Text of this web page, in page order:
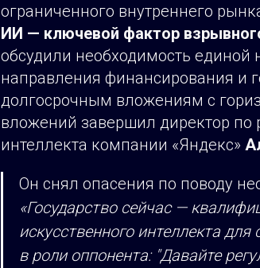
ограниченного внутреннего
ИИ — ключевой фактор
обсудили необходимость единой
направления финансирования и
долгосрочным вложениям с
вложений завершил директор по
интеллекта компании «Яндекс»
Он снял опасения по поводу
«Государство сейчас —
искусственного интеллекта
в роли оппонента: "Давайте